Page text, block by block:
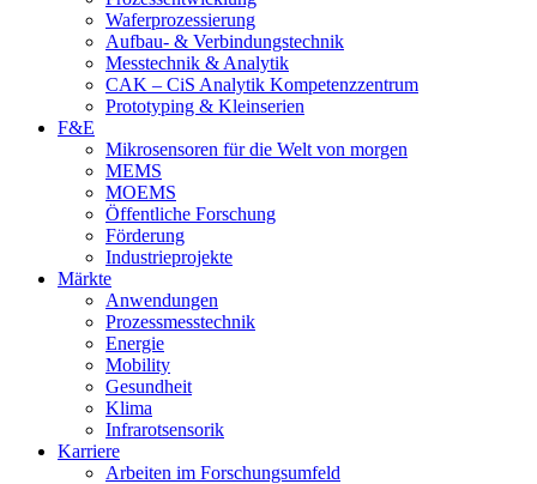
Waferprozessierung
Aufbau- & Verbindungstechnik
Messtechnik & Analytik
CAK – CiS Analytik Kompetenzzentrum
Prototyping & Kleinserien
F&E
Mikrosensoren für die Welt von morgen
MEMS
MOEMS
Öffentliche Forschung
Förderung
Industrieprojekte
Märkte
Anwendungen
Prozessmesstechnik
Energie
Mobility
Gesundheit
Klima
Infrarotsensorik
Karriere
Arbeiten im Forschungsumfeld